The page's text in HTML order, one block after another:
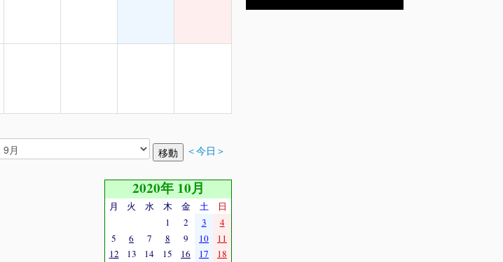
＜今日＞
2020年 10月
月 火 水 木 金 土
日
1
2 3
4
5
6 7 8 9 10
11
12
13 14 15 16 17 18